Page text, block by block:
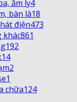
âm ly4
bàn là18
điện473
khác861
192
14
2
1
chữa124